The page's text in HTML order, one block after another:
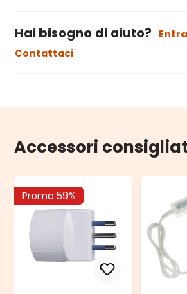
Hai bisogno di aiuto?
Contattaci
Accessori
Promo 59%